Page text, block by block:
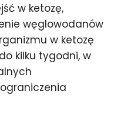
w ketozę,
węglowodanów
w ketozę
kilku tygodni, w